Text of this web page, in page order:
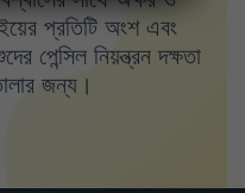
প্রতিটি অংশ এবং
পেন্সিল নিয়ন্ত্রন দক্ষতা
জন্য।